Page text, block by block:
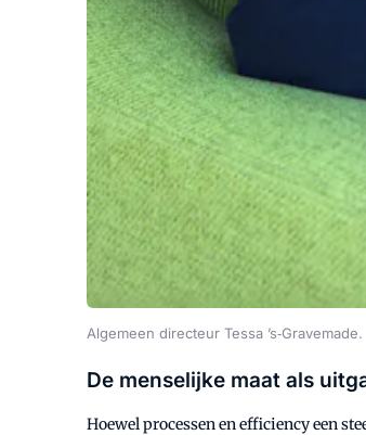
Algemeen directeur Tessa ’s‑Gravemade.
De menselijke maat als
Hoewel processen en efficiency een